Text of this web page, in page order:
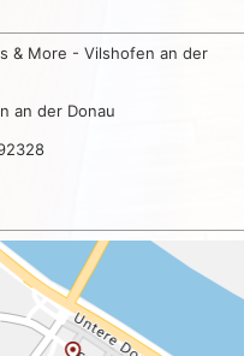
& More - Vilshofen an der
an der Donau